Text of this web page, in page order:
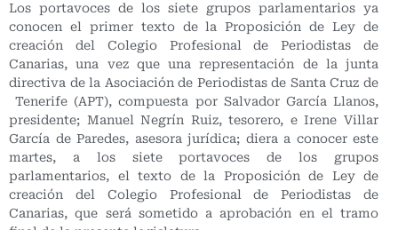
Los portavoces de los siete grupos parlamentarios ya
conocen el primer texto de la Proposición de Ley de
creación del Colegio Profesional de Periodistas de
Canarias, una vez que una representación de la junta
directiva de la Asociación de Periodistas de Santa Cruz de
Tenerife (APT), compuesta por Salvador García Llanos,
presidente; Manuel Negrín Ruiz, tesorero, e Irene Villar
García de Paredes, asesora jurídica; diera a conocer este
martes, a los siete portavoces de los grupos
parlamentarios, el texto de la Proposición de Ley de
creación del Colegio Profesional de Periodistas de
Canarias, que será sometido a aprobación en el tramo